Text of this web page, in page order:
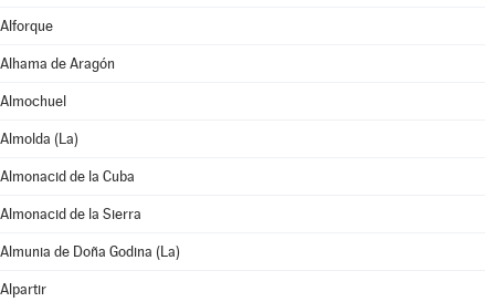
Alforque
Alhama de Aragón
Almochuel
Almolda (La)
Almonacid de la Cuba
Almonacid de la Sierra
Almunia de Doña Godina (La)
Alpartir